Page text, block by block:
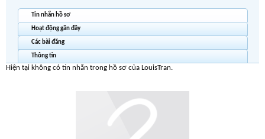
Tin nhắn hồ sơ
Hoạt động gần đây
Các bài đăng
Thông tin
Hiện tại không có tin nhắn trong hồ sơ của LouisTran.